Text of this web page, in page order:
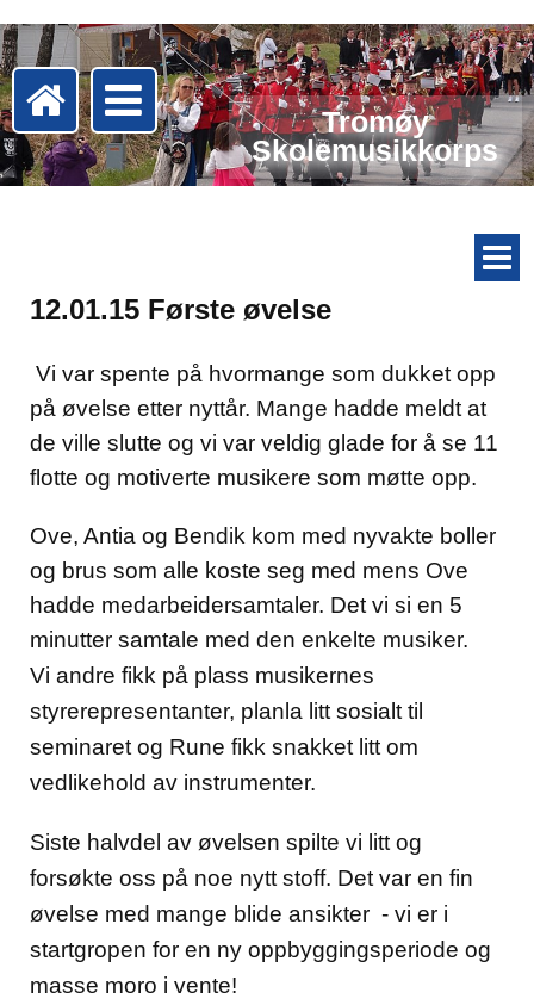
Tromøy
Skolemusikkorps
12.01.15 Første øvelse
Vi var spente på hvormange som dukket opp
på øvelse etter nyttår. Mange hadde meldt at
de ville slutte og vi var veldig glade for å se 11
flotte og motiverte musikere som møtte opp.
Ove, Antia og Bendik kom med nyvakte boller
og brus som alle koste seg med mens Ove
hadde medarbeidersamtaler. Det vi si en 5
minutter samtale med den enkelte musiker.
Vi andre fikk på plass musikernes
styrerepresentanter, planla litt sosialt til
seminaret og Rune fikk snakket litt om
vedlikehold av instrumenter.
Siste halvdel av øvelsen spilte vi litt og
forsøkte oss på noe nytt stoff. Det var en fin
øvelse med mange blide ansikter - vi er i
startgropen for en ny oppbyggingsperiode og
masse moro i vente!